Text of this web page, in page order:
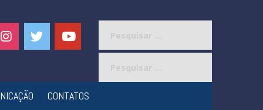
CONTATOS